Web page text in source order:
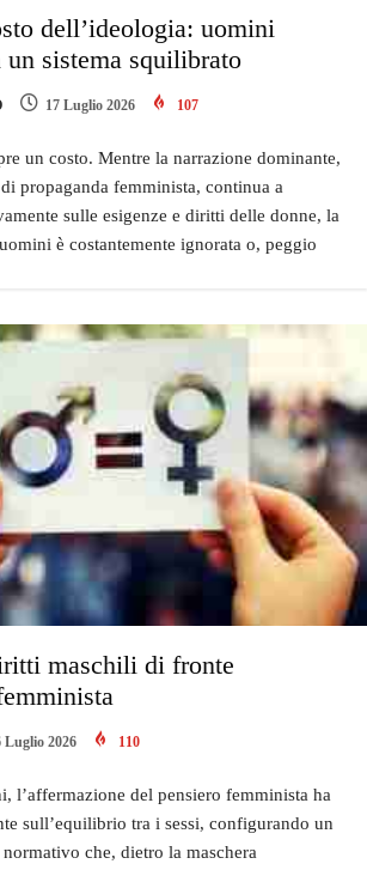
dell’ideologia: uomini
sistema squilibrato
17 Luglio 2026 107
un costo. Mentre la narrazione dominante,
propaganda femminista, continua a
sulle esigenze e diritti delle donne, la
è costantemente ignorata o, peggio
maschili di fronte
Luglio 2026 110
l’affermazione del pensiero femminista ha
sull’equilibrio tra i sessi, configurando un
che, dietro la maschera